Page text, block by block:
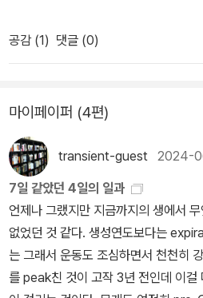
켓을 운 좋게 현장에서 구매하는 법도
호텔의 도어맨을 거치는 방법도 있다.
로는 ‘백전무패’다. 또한, 우리나라 여행객들의 발길이 아직 닿지 않은
아름다운 도시 풍경도 이 책에는 가득
각마저 저 멀리 날려 버리는 동화 같은
디가 금방이라도 뛰어다닐 것만 같은
자리 잡은 아름다운 도시 몽트뢰, 고대
열리는 유적 도시 오랑주, 이탈리아인
나라에는 잘 알려져 있지 않은 리조트
아 시골로 우리를 데려가는 라벤나, 단
할 때 염두에 둔 아드리아 해 주변……. 이 책을 통해 음악 페스티벌의
탱고 까지 넘나들며.. 게다가 내가 안
~이런 여행도 가능하구나. 하고 부럽기
에게 클래식에 관한 관심을 주고자 이
았다 말해주는 이는 없었다.. 무엇이 차
나이탓.. 나도 내가 2-30대에 읽었던
도 요즘 읽는책과 비교하면.. 느낌이
하지 못했고 ,느끼지 못했 던 것을 이제
감수성과 지적깨달음이 지천명의 나이
큼 도달한 것인가? 우선은 책내용은
벌을 순럐자 처럼 ,정말이지 그는 순례
갔다. 낮선곳에서 만난 사람과. 낮선곳
하나 나의 감수성을 그냥 두는 법이 없
공감 (1) 댓글 (0)
마이페이퍼 (4편)
transient-guest 2024-
7일 같았던 4일의 일과
언제나 그랬지만 지금까지의 생에서
없었던 것 같다. 생성연도보다는
는 그래서 운동도 조심하면서 천천히
를 peak친 것이 고작 3년 전인데 이걸